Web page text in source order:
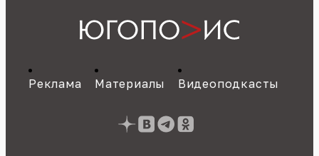
Реклама Материалы Видеоподкасты